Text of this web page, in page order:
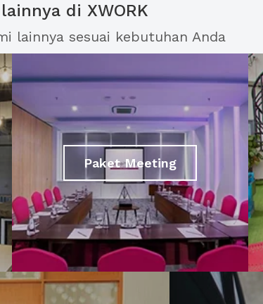
di XWORK
lainnya sesuai kebutuhan Anda
Paket Meeting